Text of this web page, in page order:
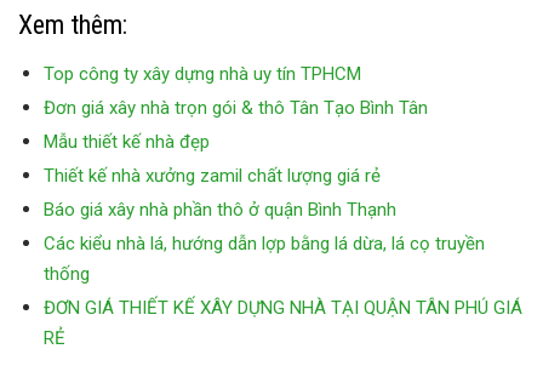
Xem thêm:
Top công ty xây dựng nhà uy tín TPHCM
Đơn giá xây nhà trọn gói & thô Tân Tạo Bình Tân
Mẫu thiết kế nhà đẹp
Thiết kế nhà xưởng zamil chất lượng giá rẻ
Báo giá xây nhà phần thô ở quận Bình Thạnh
Các kiểu nhà lá, hướng dẫn lợp bằng lá dừa, lá cọ truyền
thống
ĐƠN GIÁ THIẾT KẾ XÂY DỰNG NHÀ TẠI QUẬN TÂN PHÚ GIÁ
RẺ